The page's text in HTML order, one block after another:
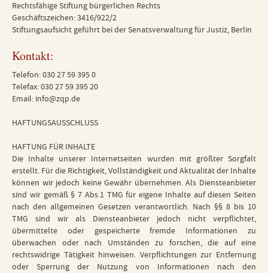
Rechtsfähige Stiftung bürgerlichen Rechts
Geschäftszeichen: 3416/922/2
Stiftungsaufsicht geführt bei der Senatsverwaltung für Justiz, Berlin
Kontakt:
Telefon: 030 27 59 395 0
Telefax: 030 27 59 395 20
Email: info@zqp.de
HAFTUNGSAUSSCHLUSS
HAFTUNG FÜR INHALTE
Die Inhalte unserer Internetseiten wurden mit größter Sorgfalt
erstellt. Für die Richtigkeit, Vollständigkeit und Aktualität der Inhalte
können wir jedoch keine Gewähr übernehmen. Als Diensteanbieter
sind wir gemäß § 7 Abs.1 TMG für eigene Inhalte auf diesen Seiten
nach den allgemeinen Gesetzen verantwortlich. Nach §§ 8 bis 10
TMG sind wir als Diensteanbieter jedoch nicht verpflichtet,
übermittelte oder gespeicherte fremde Informationen zu
überwachen oder nach Umständen zu forschen, die auf eine
rechtswidrige Tätigkeit hinweisen. Verpflichtungen zur Entfernung
oder Sperrung der Nutzung von Informationen nach den